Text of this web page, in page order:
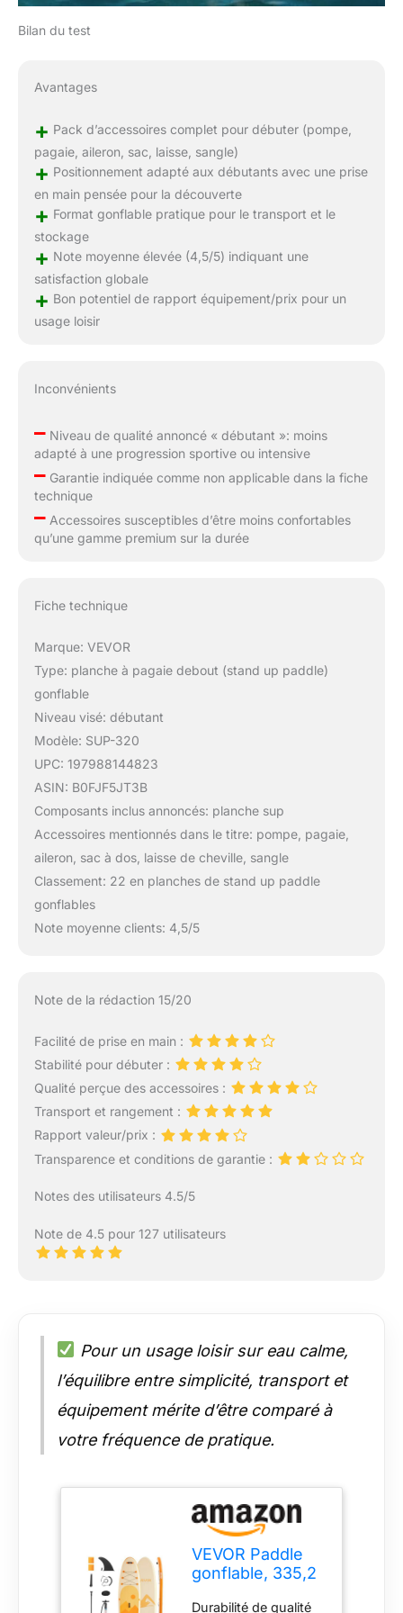
Bilan du test
Avantages
+ Pack d’accessoires complet pour débuter (pompe,
pagaie, aileron, sac, laisse, sangle)
+ Positionnement adapté aux débutants avec une prise
en main pensée pour la découverte
+ Format gonflable pratique pour le transport et le
stockage
+ Note moyenne élevée (4,5/5) indiquant une
satisfaction globale
+ Bon potentiel de rapport équipement/prix pour un
usage loisir
Inconvénients
–Niveau de qualité annoncé « débutant »: moins
adapté à une progression sportive ou intensive
–Garantie indiquée comme non applicable dans la fiche
technique
–Accessoires susceptibles d’être moins confortables
qu’une gamme premium sur la durée
Fiche technique
Marque: VEVOR
Type: planche à pagaie debout (stand up paddle)
gonflable
Niveau visé: débutant
Modèle: SUP-320
UPC: 197988144823
ASIN: B0FJF5JT3B
Composants inclus annoncés: planche sup
Accessoires mentionnés dans le titre: pompe, pagaie,
aileron, sac à dos, laisse de cheville, sangle
Classement: 22 en planches de stand up paddle
gonflables
Note moyenne clients: 4,5/5
Note de la rédaction 15/20
Facilité de prise en main :
Stabilité pour débuter :
Qualité perçue des accessoires :
Transport et rangement :
Rapport valeur/prix :
Transparence et conditions de garantie :
Notes des utilisateurs 4.5/5
Note de 4.5 pour 127 utilisateurs
Pour un usage loisir sur eau calme,
l’équilibre entre simplicité, transport et
équipement mérite d’être comparé à
votre fréquence de pratique.
VEVOR Paddle
gonflable, 335,2
Durabilité de qualité